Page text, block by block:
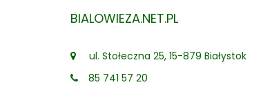
Twierdzy Osowiec
BIALOWIEZA.NET.PL
ul. Stołeczna 25, 15-879 Białystok
85 741 57 20